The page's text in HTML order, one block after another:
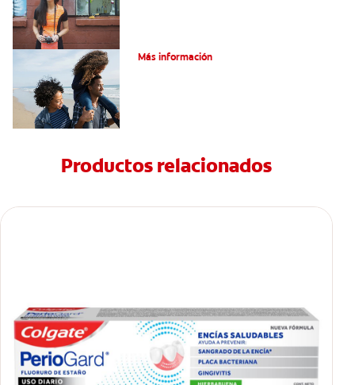
Más información
Productos relacionados